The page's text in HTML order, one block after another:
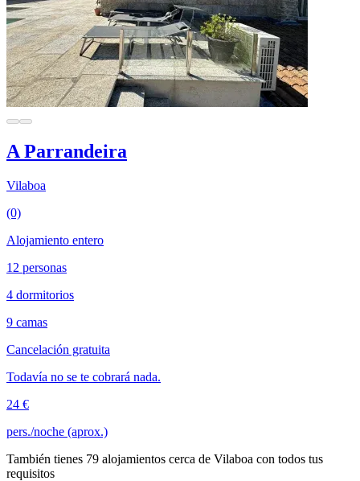
A Parrandeira
Vilaboa
(0)
Alojamiento entero
12 personas
4 dormitorios
9 camas
Cancelación gratuita
Todavía no se te cobrará nada.
24 €
pers./noche (aprox.)
También tienes 79 alojamientos cerca de Vilaboa con todos tus
requisitos